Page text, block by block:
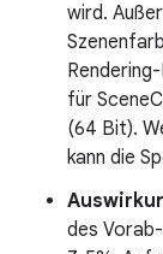
wird.
für
(64 Bit).
kann die
des